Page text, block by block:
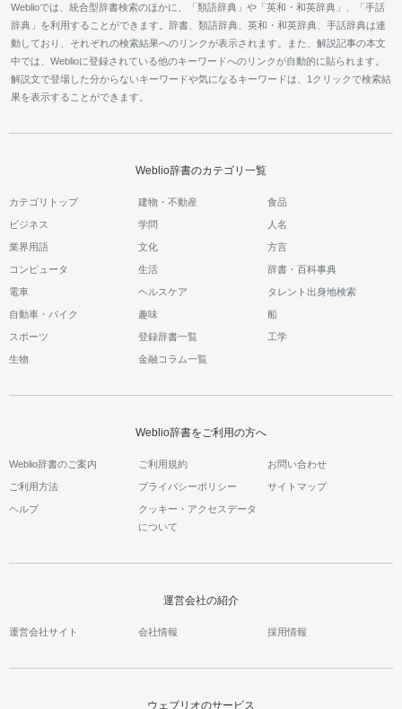
Weblioでは、統合型辞書検索のほかに、「類語辞典」や「英和・和英辞典」、「手話
辞典」を利用することができます。辞書、類語辞典、英和・和英辞典、手話辞典は連
動しており、それぞれの検索結果へのリンクが表示されます。また、解説記事の本文
中では、Weblioに登録されている他のキーワードへのリンクが自動的に貼られます。
解説文で登場した分からないキーワードや気になるキーワードは、1クリックで検索結
果を表示することができます。
Weblio辞書のカテゴリ一覧
カテゴリトップ 建物・不動産 食品
ビジネス 学問 人名
業界用語 文化 方言
コンピュータ 生活 辞書・百科事典
電車 ヘルスケア タレント出身地検索
自動車・バイク 趣味 船
スポーツ 登録辞書一覧 工学
生物 金融コラム一覧
Weblio辞書をご利用の方へ
Weblio辞書のご案内 ご利用規約 お問い合わせ
ご利用方法 プライバシーポリシー サイトマップ
ヘルプ
クッキー・アクセスデータ
について
運営会社の紹介
運営会社サイト 会社情報 採用情報
ウェブリオのサービス